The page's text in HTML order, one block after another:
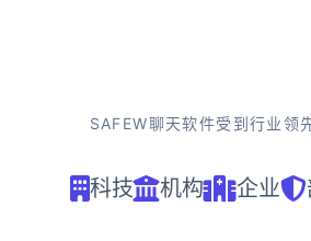
SAFEW聊天软件受到行业领
科技 机构 企业